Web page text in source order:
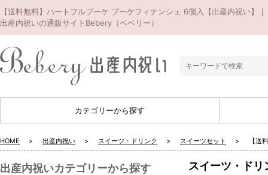
【送料無料】ハートフルブーケ ブーケフィナンシェ 6個入【出産内祝い】｜
出産内祝いの通販サイトBebery（ベベリー）
カテゴリーから探す
HOME 出産内祝い スイーツ・ドリンク スイーツセット 【送
スイーツ・ドリ
出産内祝いカテゴリーから探す